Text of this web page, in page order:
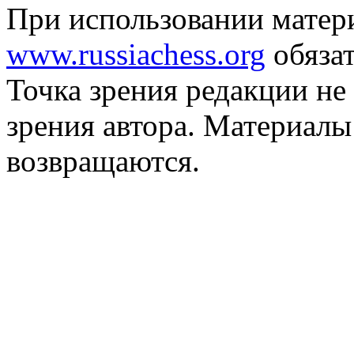
При использовании
www.russiachess.org
Точка зрения редакции не
зрения автора.
возвращаются.